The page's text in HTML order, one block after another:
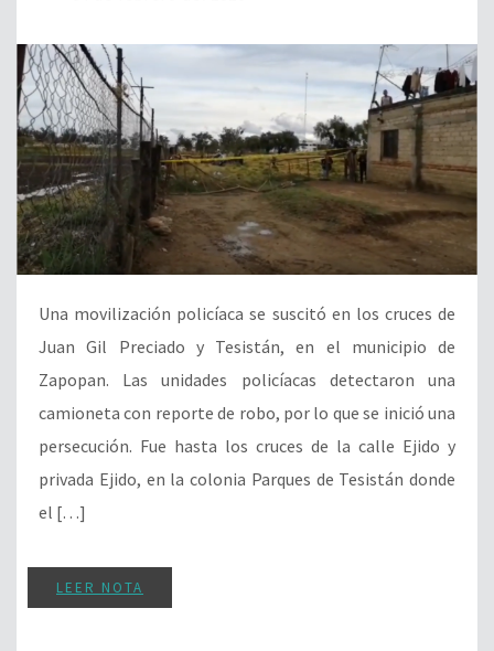
Una movilización policíaca se suscitó en los cruces de
Juan Gil Preciado y Tesistán, en el municipio de
Zapopan. Las unidades policíacas detectaron una
camioneta con reporte de robo, por lo que se inició una
persecución. Fue hasta los cruces de la calle Ejido y
privada Ejido, en la colonia Parques de Tesistán donde
el […]
LEER NOTA